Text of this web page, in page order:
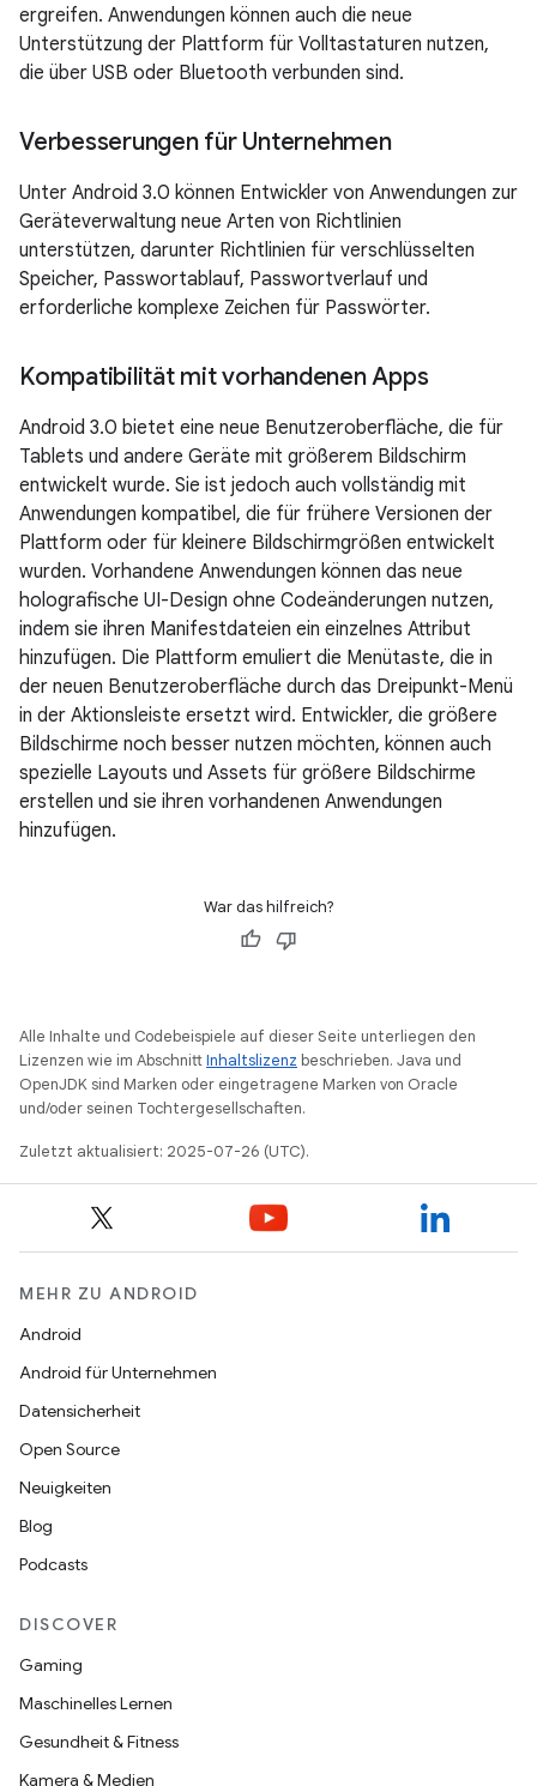
ergreifen. Anwendungen können auch die neue
Unterstützung der Plattform für Volltastaturen nutzen,
die über USB oder Bluetooth verbunden sind.
Verbesserungen für Unternehmen
Unter Android 3.0 können Entwickler von Anwendungen zur
Geräteverwaltung neue Arten von Richtlinien
unterstützen, darunter Richtlinien für verschlüsselten
Speicher, Passwortablauf, Passwortverlauf und
erforderliche komplexe Zeichen für Passwörter.
Kompatibilität mit vorhandenen Apps
Android 3.0 bietet eine neue Benutzeroberfläche, die für
Tablets und andere Geräte mit größerem Bildschirm
entwickelt wurde. Sie ist jedoch auch vollständig mit
Anwendungen kompatibel, die für frühere Versionen der
Plattform oder für kleinere Bildschirmgrößen entwickelt
wurden. Vorhandene Anwendungen können das neue
holografische UI-Design ohne Codeänderungen nutzen,
indem sie ihren Manifestdateien ein einzelnes Attribut
hinzufügen. Die Plattform emuliert die Menütaste, die in
der neuen Benutzeroberfläche durch das Dreipunkt-Menü
in der Aktionsleiste ersetzt wird. Entwickler, die größere
Bildschirme noch besser nutzen möchten, können auch
spezielle Layouts und Assets für größere Bildschirme
erstellen und sie ihren vorhandenen Anwendungen
hinzufügen.
War das hilfreich?
Alle Inhalte und Codebeispiele auf dieser Seite unterliegen den
Lizenzen wie im AbschnittInhaltslizenz beschrieben. Java und
OpenJDK sind Marken oder eingetragene Marken von Oracle
und/oder seinen Tochtergesellschaften.
Zuletzt aktualisiert: 2025-07-26 (UTC).
MEHR ZU ANDROID
Android
Android für Unternehmen
Datensicherheit
Open Source
Neuigkeiten
Blog
Podcasts
DISCOVER
Gaming
Maschinelles Lernen
Gesundheit & Fitness
Kamera & Medien